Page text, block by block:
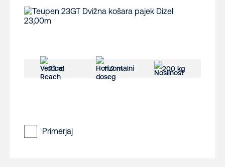
23 m 11.2 m 200 kg
Primerjaj